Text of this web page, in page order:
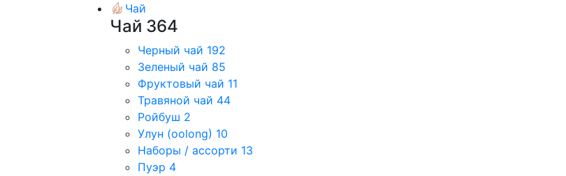
Чай
Чай 364
Черный чай 192
Зеленый чай 85
Фруктовый чай 11
Травяной чай 44
Ройбуш 2
Улун (oolong) 10
Наборы / ассорти 13
Пуэр 4